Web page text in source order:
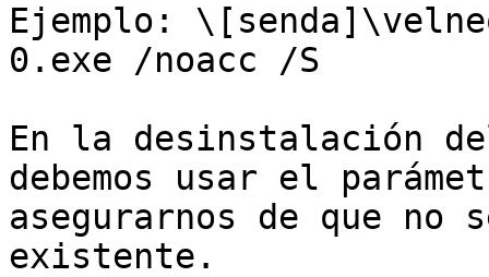
Ejemplo:
0.exe /noacc /S
En la desinstalación
debemos usar el
asegurarnos de que
existente.